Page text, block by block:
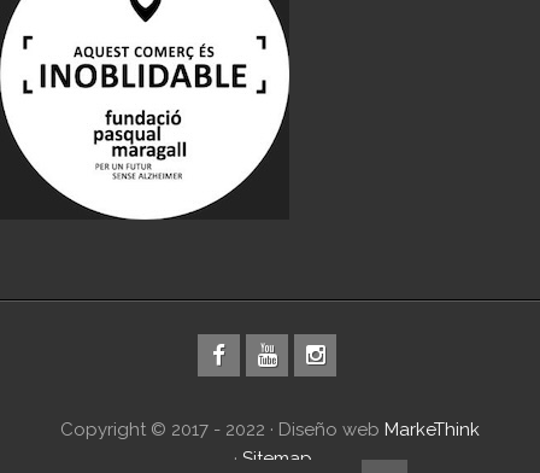
Copyright © 2017 - 2022 · Diseño web MarkeThink
· Sitemap